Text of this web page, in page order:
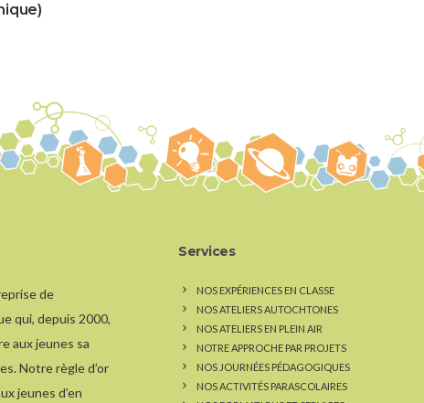
de
qui, depuis 2000,
aux jeunes sa
Notre règle d’or
jeunes d’en
Services
NOS EXPÉRIENCES EN CLASSE
NOS ATELIERS AUTOCHTONES
NOS ATELIERS EN PLEIN AIR
NOTRE APPROCHE PAR PROJETS
NOS JOURNÉES PÉDAGOGIQUES
NOS ACTIVITÉS PARASCOLAIRES